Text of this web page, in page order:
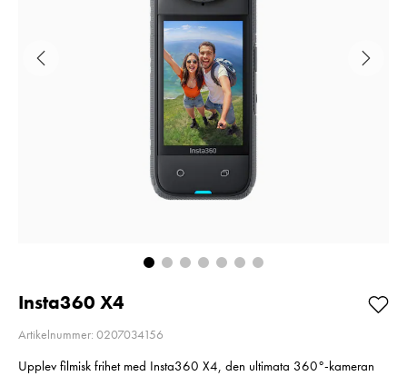
SmallRig 4071
Kamerabatteri LP-
319 kr
319 kr
Beställningsvara
Insta360 X4
Artikelnummer: 0207034156
Upplev filmisk frihet med Insta360 X4, den ultimata 360°-kameran